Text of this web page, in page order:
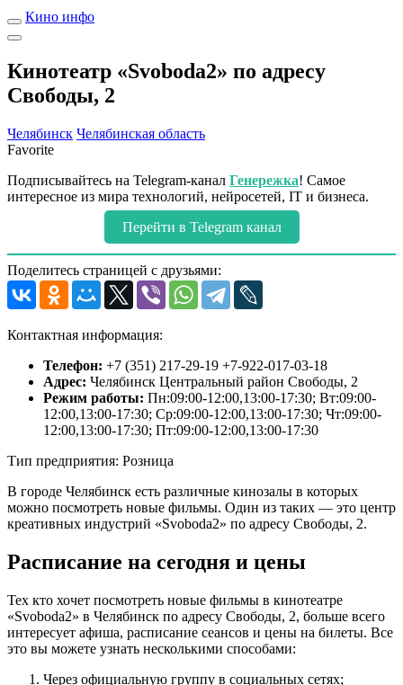
Кино инфо
Кинотеатр «Svoboda2» по адресу
Свободы, 2
Челябинск Челябинская область
Favorite
Подписывайтесь на Telegram-канал Генережка! Самое
интересное из мира технологий, нейросетей, IT и бизнеса.
Перейти в Telegram канал
Поделитесь страницей с друзьями:
Контактная информация:
Телефон: +7 (351) 217-29-19 +7-922-017-03-18
Адрес: Челябинск Центральный район Свободы, 2
Режим работы: Пн:09:00-12:00,13:00-17:30; Вт:09:00-
12:00,13:00-17:30; Ср:09:00-12:00,13:00-17:30; Чт:09:00-
12:00,13:00-17:30; Пт:09:00-12:00,13:00-17:30
Тип предприятия: Розница
В городе Челябинск есть различные кинозалы в которых
можно посмотреть новые фильмы. Один из таких — это центр
креативных индустрий «Svoboda2» по адресу Свободы, 2.
Расписание на сегодня и цены
Тех кто хочет посмотреть новые фильмы в кинотеатре
«Svoboda2» в Челябинск по адресу Свободы, 2, больше всего
интересует афиша, расписание сеансов и цены на билеты. Все
это вы можете узнать несколькими способами:
Через официальную группу в социальных сетях;